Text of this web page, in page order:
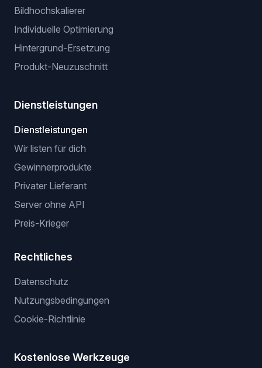
Bildhochskalierer
Individuelle Optimierung
Hintergrund-Ersetzung
Produkt-Neuzuschnitt
Dienstleistungen
Dienstleistungen
Wir listen für dich
Gewinnerprodukte
Privater Lieferant
Server ohne API
Preis-Krieger
Rechtliches
Datenschutz
Nutzungsbedingungen
Cookie-Richtlinie
Kostenlose Werkzeuge